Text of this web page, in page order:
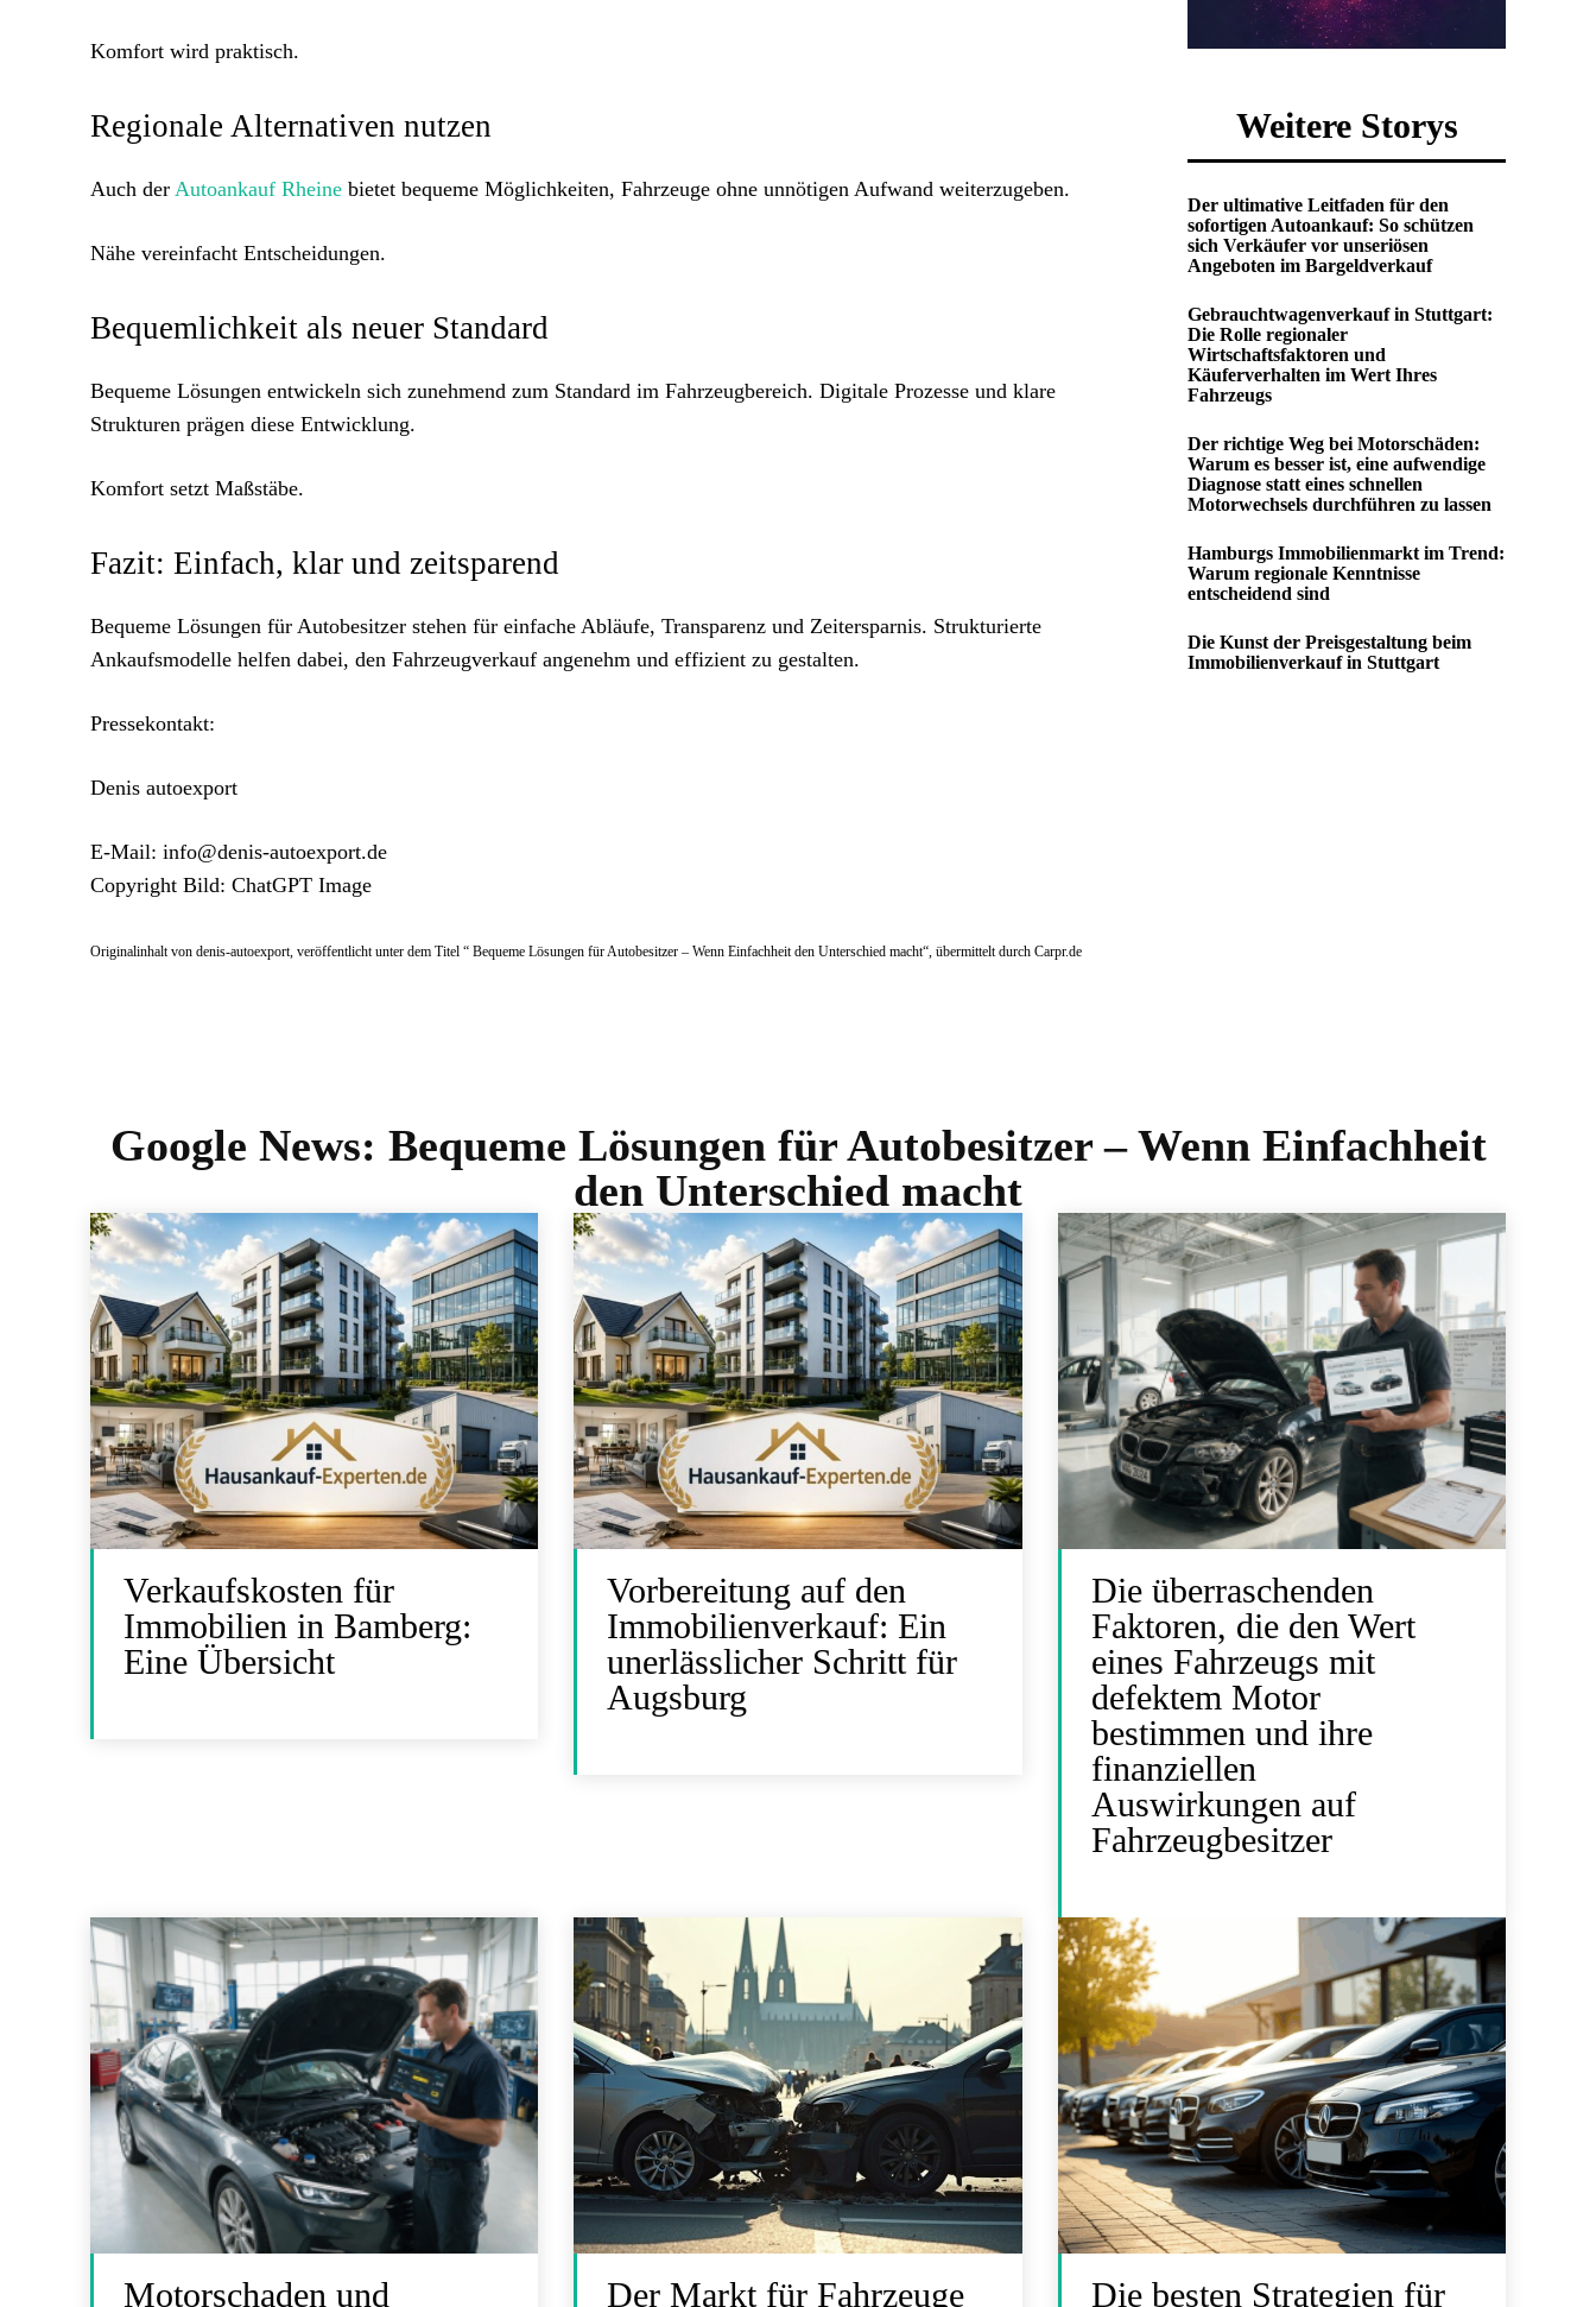
Komfort wird praktisch.
Regionale Alternativen nutzen
Auch der Autoankauf Rheine bietet bequeme Möglichkeiten, Fahrzeuge ohne unnötigen Aufwand weiterzugeben.
Nähe vereinfacht Entscheidungen.
Bequemlichkeit als neuer Standard
Bequeme Lösungen entwickeln sich zunehmend zum Standard im Fahrzeugbereich. Digitale Prozesse und klare
Strukturen prägen diese Entwicklung.
Komfort setzt Maßstäbe.
Fazit: Einfach, klar und zeitsparend
Bequeme Lösungen für Autobesitzer stehen für einfache Abläufe, Transparenz und Zeitersparnis. Strukturierte
Ankaufsmodelle helfen dabei, den Fahrzeugverkauf angenehm und effizient zu gestalten.
Pressekontakt:
Denis autoexport
E-Mail: info@denis-autoexport.de
Copyright Bild: ChatGPT Image
Originalinhalt von denis-autoexport, veröffentlicht unter dem Titel “ Bequeme Lösungen für Autobesitzer – Wenn Einfachheit den Unterschied macht“, übermittelt durch Carpr.de
Weitere Storys
Der ultimative Leitfaden für den
sofortigen Autoankauf: So schützen
sich Verkäufer vor unseriösen
Angeboten im Bargeldverkauf
Gebrauchtwagenverkauf in Stuttgart:
Die Rolle regionaler
Wirtschaftsfaktoren und
Käuferverhalten im Wert Ihres
Fahrzeugs
Der richtige Weg bei Motorschäden:
Warum es besser ist, eine aufwendige
Diagnose statt eines schnellen
Motorwechsels durchführen zu lassen
Hamburgs Immobilienmarkt im Trend:
Warum regionale Kenntnisse
entscheidend sind
Die Kunst der Preisgestaltung beim
Immobilienverkauf in Stuttgart
Google News: Bequeme Lösungen für Autobesitzer – Wenn Einfachheit
den Unterschied macht
Verkaufskosten für
Immobilien in Bamberg:
Eine Übersicht
Vorbereitung auf den
Immobilienverkauf: Ein
unerlässlicher Schritt für
Augsburg
Die überraschenden
Faktoren, die den Wert
eines Fahrzeugs mit
defektem Motor
bestimmen und ihre
finanziellen
Auswirkungen auf
Fahrzeugbesitzer
Motorschaden und Der Markt für Fahrzeuge Die besten Strategien für